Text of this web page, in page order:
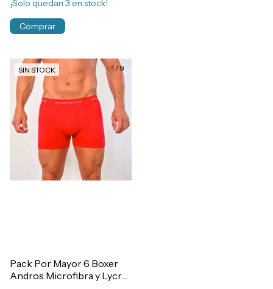
¡Solo quedan 3 en stock!
Comprar
1 / 9
SIN STOCK
Pack Por Mayor 6 Boxer
Andros Microfibra y Lycra